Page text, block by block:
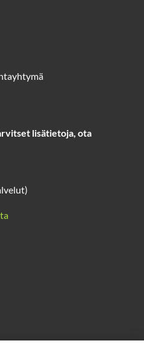
lisätietoja, ota